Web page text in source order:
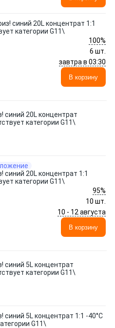
синий 20L концентрат 1:1
категории G11\
100%
6 шт.
завтра в 03:30
В корзину
синий 20L концентрат
категории G11\
синий 20L концентрат 1:1
категории G11\
95%
10 шт.
10 - 12 августа
В корзину
синий 5L концентрат
категории G11\
синий 5L концентрат 1:1 -40°C
G11\